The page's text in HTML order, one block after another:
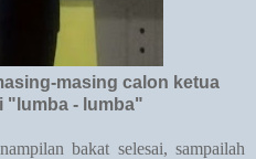
masing calon ketua
"lumba - lumba"
bakat selesai, sampailah